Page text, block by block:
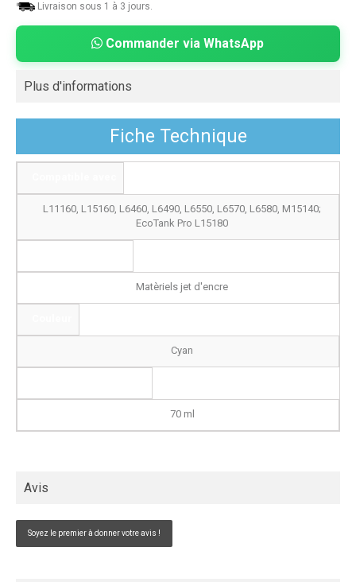
Livraison sous 1 à 3 jours.
Commander via WhatsApp
Plus d'informations
Fiche Technique
L11160, L15160, L6460, L6490, L6550, L6570, L6580, M15140;
EcoTank Pro L15180
Matèriels jet d'encre
Cyan
70 ml
Avis
Soyez le premier à donner votre avis !